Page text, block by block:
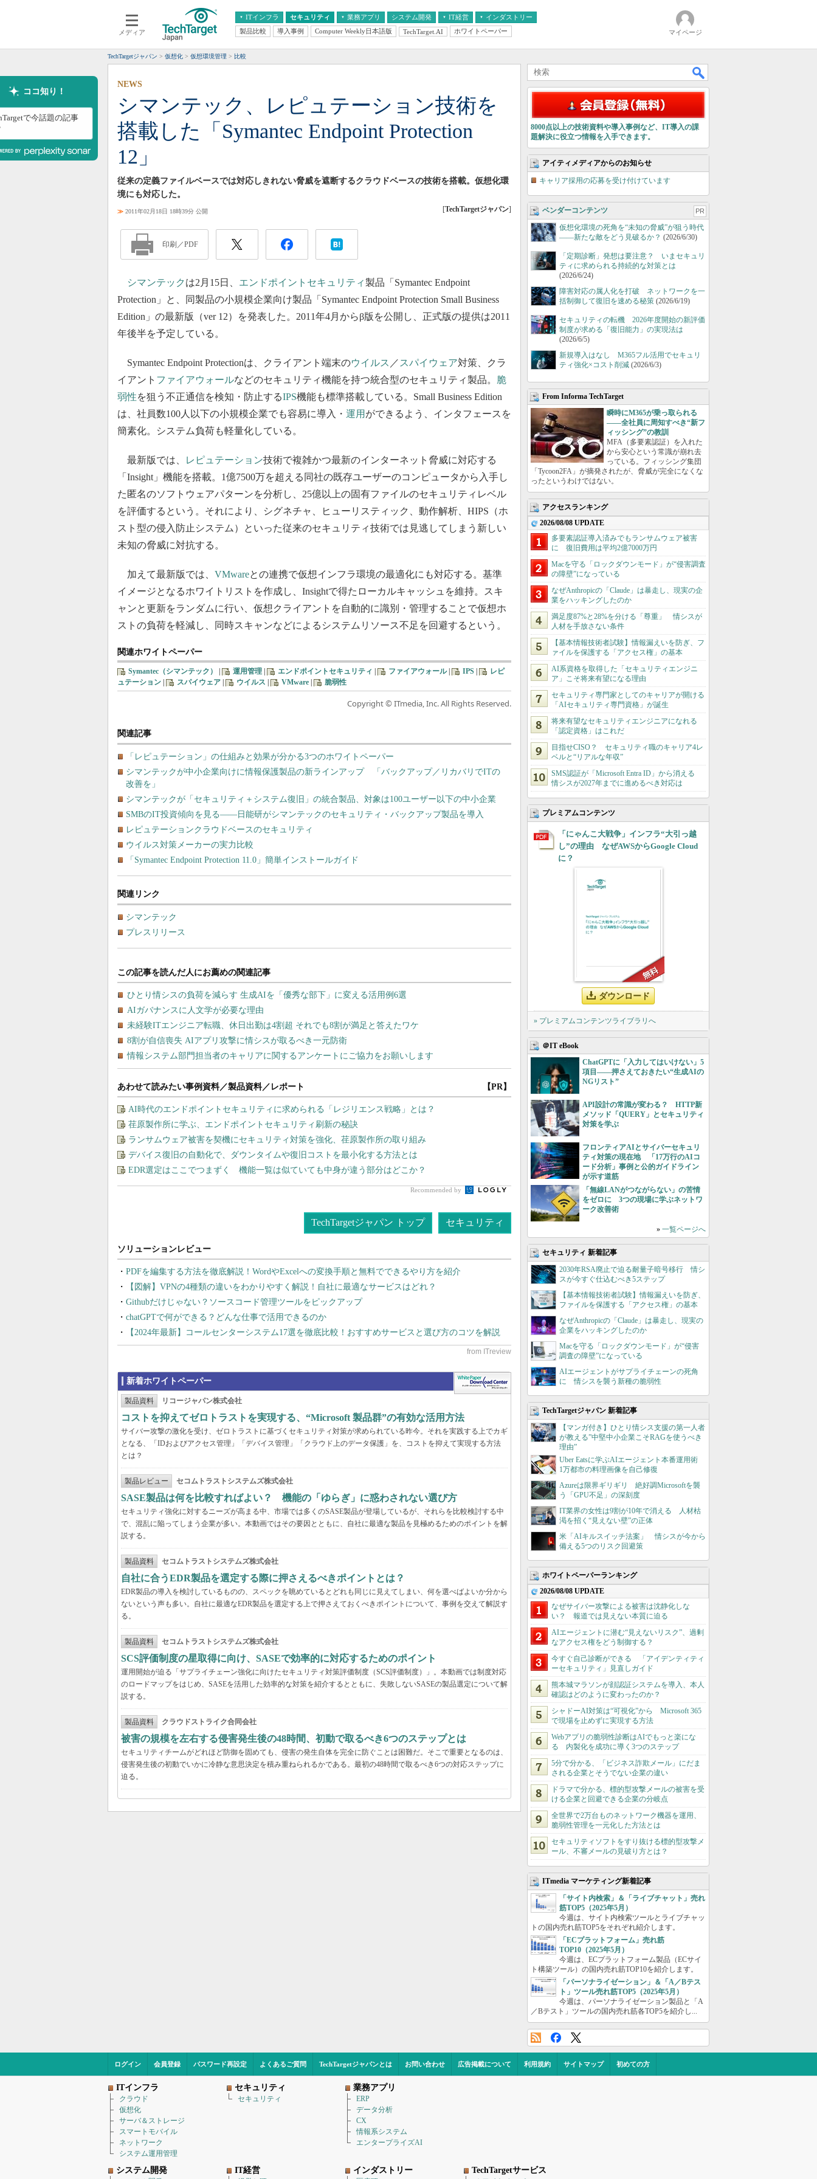
メディア
ITインフラ
クラウド
スマートモバイル
ネットワーク
システム運用管理
セキュリティ 業務アプリ
エンタープライズAI
ERP
情報系システム
システム開発 IT経営
経営とIT
インダストリー
医療IT
製品比較 導入事例 Computer Weekly日本語版 TechTarget.AI ホワイトペーパー マイページ
TechTargetジャパン 仮想化 仮想環境管理 比較
ココ知り！
で今話題の記事
シマンテック、レピュテーション技術を
搭載した「Symantec Endpoint Protection
12」
NEWS
従来の定義ファイルベースでは対応しきれない脅威を遮断するクラウドベースの技術を搭載。仮想化環
境にも対応した。
≫ 2011年02月18日 18時39分 公開 [TechTargetジャパン]
印刷／PDF
シマンテック は2月15日、 エンドポイントセキュリティ製品「Symantec Endpoint
Protection」と、同製品の小規模企業向け製品「Symantec Endpoint Protection Small Business
Edition」の最新版（ver 12）を発表した。2011年4月からβ版を公開し、正式版の提供は2011
年後半を予定している。
Symantec Endpoint Protectionは、クライアント端末のウイルス ／ スパイウェア対策、クラ
イアント ファイアウォールなどのセキュリティ機能を持つ統合型のセキュリティ製品。 脆
弱性を狙う不正通信を検知・防止するIPS機能も標準搭載している。Small Business Edition
は、社員数100人以下の小規模企業でも容易に導入・ 運用 ができるよう、インタフェースを
簡素化。システム負荷も軽量化している。
最新版では、 レピュテーション技術で複雑かつ最新のインターネット脅威に対応する
「Insight」機能を搭載。1億7500万を超える同社の既存ユーザーのコンピュータから入手し
た匿名のソフトウェアパターンを分析し、25億以上の固有ファイルのセキュリティレベル
を評価するという。それにより、シグネチャ、ヒューリスティック、動作解析、HIPS（ホ
スト型の侵入防止システム）といった従来のセキュリティ技術では見逃してしまう新しい
未知の脅威に対抗する。
加えて最新版では、 VMwareとの連携で仮想インフラ環境の最適化にも対応する。基準
イメージとなるホワイトリストを作成し、Insightで得たローカルキャッシュを維持。スキ
ャンと更新をランダムに行い、仮想クライアントを自動的に識別・管理することで仮想ホ
ストの負荷を軽減し、同時スキャンなどによるシステムリソース不足を回避するという。
関連ホワイトペーパー
Symantec（シマンテック） 運用管理 エンドポイントセキュリティ ファイアウォール| IPS
レピ
ュテーション
スパイウェア ウイルス VMware 脆弱性
Copyright © ITmedia, Inc. All Rights Reserved.
関連記事
「レピュテーション」の仕組みと効果が分かる3つのホワイトペーパー
シマンテックが中小企業向けに情報保護製品の新ラインアップ 「バックアップ／リカバリでITの
改善を」
シマンテックが「セキュリティ＋システム復旧」の統合製品、対象は100ユーザー以下の中小企業
SMBのIT投資傾向を見る――日能研がシマンテックのセキュリティ・バックアップ製品を導入
レピュテーションクラウドベースのセキュリティ
ウイルス対策メーカーの実力比較
「Symantec Endpoint Protection 11.0」簡単インストールガイド
関連リンク
シマンテック
プレスリリース
あわせて読みたい事例資料／製品資料／レポート 【PR】
AI時代のエンドポイントセキュリティに求められる「レジリエンス戦略」とは？
荏原製作所に学ぶ、エンドポイントセキュリティ刷新の秘訣
ランサムウェア被害を契機にセキュリティ対策を強化、荏原製作所の取り組み
デバイス復旧の自動化で、ダウンタイムや復旧コストを最小化する方法とは
EDR選定はここでつまずく 機能一覧は似ていても中身が違う部分はどこか？
Recommended by
TechTargetジャパン トップ セキュリティ
PDFを編集する方法を徹底解説！WordやExcelへの変換手順と無料でできるやり方を紹介
【図解】VPNの4種類の違いをわかりやすく解説！自社に最適なサービスはどれ？
Githubだけじゃない？ソースコード管理ツールをピックアップ
chatGPTで何ができる？どんな仕事で活用できるのか
【2024年最新】コールセンターシステム17選を徹底比較！おすすめサービスと選び方のコツを解説
新着ホワイトペーパー
製品資料 リコージャパン株式会社
コストを抑えてゼロトラストを実現する、“Microsoft 製品群”の有効な活用方法
サイバー攻撃の激化を受け、ゼロトラストに基づくセキュリティ対策が求められている昨今。それを実践する上でカギ
となる、「IDおよびアクセス管理」「デバイス管理」「クラウド上のデータ保護」を、コストを抑えて実現する方法
とは？
製品レビュー セコムトラストシステムズ株式会社
SASE製品は何を比較すればよい？ 機能の「ゆらぎ」に惑わされない選び方
セキュリティ強化に対するニーズが高まる中、市場では多くのSASE製品が登場しているが、それらを比較検討する中
で、混乱に陥ってしまう企業が多い。本動画ではその要因とともに、自社に最適な製品を見極めるためのポイントを解
説する。
製品資料 セコムトラストシステムズ株式会社
自社に合うEDR製品を選定する際に押さえるべきポイントとは？
EDR製品の導入を検討しているものの、スペックを眺めているとどれも同じに見えてしまい、何を選べばよいか分から
ないという声も多い。自社に最適なEDR製品を選定する上で押さえておくべきポイントについて、事例を交えて解説す
る。
製品資料 セコムトラストシステムズ株式会社
SCS評価制度の星取得に向け、SASEで効率的に対応するためのポイント
運用開始が迫る「サプライチェーン強化に向けたセキュリティ対策評価制度（SCS評価制度）」。本動画では制度対応
のロードマップをはじめ、SASEを活用した効率的な対策を紹介するとともに、失敗しないSASEの製品選定について解
説する。
製品資料 クラウドストライク合同会社
被害の規模を左右する侵害発生後の48時間、初動で取るべき6つのステップとは
セキュリティチームがどれほど防御を固めても、侵害の発生自体を完全に防ぐことは困難だ。そこで重要となるのは、
侵害発生後の初動でいかに冷静な意思決定を積み重ねられるかである。最初の48時間で取るべき6つの対応ステップに
迫る。
8000点以上の技術資料や導入事例など、IT導入の課
題解決に役立つ情報を入手できます。
アイティメディアからのお知らせ
キャリア採用の応募を受け付けています
ベンダーコンテンツ PR
仮想化環境の死角を“未知の脅威”が狙う時代
――新たな敵をどう見破るか？ (2026/6/30)
「定期診断」発想は要注意？ いまセキュリ
ティに求められる持続的な対策とは
(2026/6/24)
障害対応の属人化を打破 ネットワークを一
括制御して復旧を速める秘策 (2026/6/19)
セキュリティの転機 2026年度開始の新評価
制度が求める「復旧能力」の実現法は
(2026/6/5)
新規導入はなし M365フル活用でセキュリ
ティ強化×コスト削減 (2026/6/3)
From Informa TechTarget
瞬時にM365が乗っ取られる
――全社員に周知すべき“新フ
ィッシング”の教訓
MFA（多要素認証）を入れた
から安心という常識が崩れ去
っている。フィッシング集団
「Tycoon2FA」が摘発されたが、脅威が完全になくな
ったというわけではない。
アクセスランキング
2026/08/08 UPDATE
多要素認証導入済みでもランサムウェア被害
に 復旧費用は平均2億7000万円
Macを守る「ロックダウンモード」が“侵害調査
の障壁”になっている
なぜAnthropicの「Claude」は暴走し、現実の企
業をハッキングしたのか
満足度87%と28%を分ける「尊重」 情シスが
人材を手放さない条件
【基本情報技術者試験】情報漏えいを防ぎ、フ
ァイルを保護する「アクセス権」の基本
AI系資格を取得した「セキュリティエンジニ
ア」こそ将来有望になる理由
セキュリティ専門家としてのキャリアが開ける
「AIセキュリティ専門資格」が誕生
将来有望なセキュリティエンジニアになれる
「認定資格」はこれだ
目指せCISO？ セキュリティ職のキャリア4レ
ベルと“リアルな年収”
SMS認証が「Microsoft Entra ID」から消える
情シスが2027年までに進めるべき対応は
プレミアムコンテンツ
「にゃんこ大戦争」インフラ“大引っ越
し”の理由 なぜAWSからGoogle Cloud
に？
ダウンロード
» プレミアムコンテンツライブラリへ
＠IT eBook
ChatGPTに「入力してはいけない」5
項目――押さえておきたい“生成AIの
NGリスト”
API設計の常識が変わる？ HTTP新
メソッド「QUERY」とセキュリティ
対策を学ぶ
フロンティアAIとサイバーセキュリ
ティ対策の現在地 「17万行のAIコ
ード分析」事例と公的ガイドライン
が示す道筋
「無線LANがつながらない」の苦情
をゼロに 3つの現場に学ぶネットワ
ーク改善術
» 一覧ページへ
セキュリティ 新着記事
2030年RSA廃止で迫る耐量子暗号移行 情シ
スが今すぐ仕込むべき5ステップ
【基本情報技術者試験】情報漏えいを防ぎ、
ファイルを保護する「アクセス権」の基本
なぜAnthropicの「Claude」は暴走し、現実の
企業をハッキングしたのか
Macを守る「ロックダウンモード」が“侵害
調査の障壁”になっている
AIエージェントがサプライチェーンの死角
に 情シスを襲う新種の脆弱性
TechTargetジャパン 新着記事
【マンガ付き】ひとり情シス支援の第一人者
が教える”中堅中小企業こそRAGを使うべき
理由”
Uber Eatsに学ぶAIエージェント本番運用術
1万都市の料理画像を自己修復
Azureは限界ギリギリ 絶好調Microsoftを襲
う「GPU不足」の深刻度
IT業界の女性は9割が10年で消える 人材枯
渇を招く“見えない壁”の正体
米「AIキルスイッチ法案」 情シスが今から
備える5つのリスク回避策
ホワイトペーパーランキング
2026/08/08 UPDATE
なぜサイバー攻撃による被害は沈静化しな
い？ 報道では見えない本質に迫る
AIエージェントに潜む“見えないリスク”、過剰
なアクセス権をどう制御する？
今すぐ自己診断ができる 「アイデンティティ
ーセキュリティ」見直しガイド
熊本城マラソンが顔認証システムを導入、本人
確認はどのように変わったのか？
シャドーAI対策は“可視化”から Microsoft 365
で現場を止めずに実現する方法
Webアプリの脆弱性診断はAIでもっと楽にな
る 内製化を成功に導く3つのステップ
5分で分かる、「ビジネス詐欺メール」にだま
される企業とそうでない企業の違い
ドラマで分かる、標的型攻撃メールの被害を受
ける企業と回避できる企業の分岐点
全世界で2万台ものネットワーク機器を運用、
脆弱性管理を一元化した方法とは
セキュリティソフトをすり抜ける標的型攻撃メ
ール、不審メールの見破り方とは？
ITmedia マーケティング新着記事
「サイト内検索」＆「ライブチャット」売れ
筋TOP5（2025年5月）
今週は、サイト内検索ツールとライブチャッ
トの国内売れ筋TOP5をそれぞれ紹介します。
「ECプラットフォーム」売れ筋
TOP10（2025年5月）
今週は、ECプラットフォーム製品（ECサイ
ト構築ツール）の国内売れ筋TOP10を紹介します。
「パーソナライゼーション」＆「A／Bテス
ト」ツール売れ筋TOP5（2025年5月）
今週は、パーソナライゼーション製品と「A
／Bテスト」ツールの国内売れ筋各TOP5を紹介し...
ログイン 会員登録 パスワード再設定 よくあるご質問 TechTargetジャパンとは お問い合わせ 広告掲載について 利用規約 サイトマップ 初めての方
ITインフラ
クラウド
仮想化
サーバ＆ストレージ
スマートモバイル
ネットワーク
システム運用管理
セキュリティ
セキュリティ
業務アプリ
ERP
データ分析
CX
情報系システム
エンタープライズAI
システム開発 IT経営 インダストリー TechTargetサービス